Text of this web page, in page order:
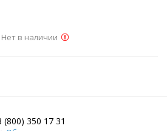
Нет в наличии
(800) 350 17 31